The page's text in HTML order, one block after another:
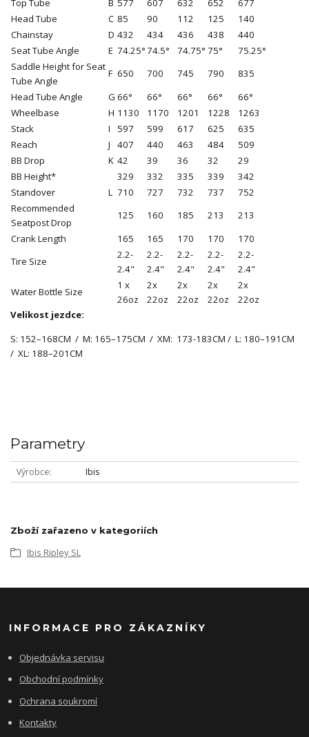
Top Tube
B 577 607 632 652
677
Head Tube
C 85 90 112 125
140
Chainstay
D 432 434 436 438
440
Seat Tube Angle
E 74.25°74.5° 74.75° 75°
75.25°
Saddle Height for Seat
Tube Angle
F 650 700 745 790
835
Head Tube Angle
G 66° 66° 66° 66°
66°
Wheelbase
H 1130 1170 1201 1228
1263
Stack
I 597 599 617 625
635
Reach
J 407 440 463 484
509
BB Drop
K 42 39 36 32
29
BB Height*
329 332 335 339
342
Standover
L 710 727 732 737
752
Recommended
Seatpost Drop
125 160 185 213
213
Crank Length
165 165 170 170
170
Tire Size
2.2-
2.4"
2.2-
2.4"
2.2-
2.4"
2.2-
2.4"
2.2-
2.4"
Water Bottle Size
1 x
26oz
2x
22oz
2x
22oz
2x
22oz
2x
22oz
Velikost jezdce:
S: 152–168CM / M: 165–175CM / XM: 173-183CM / L: 180–191CM
/ XL: 188–201CM
Parametry
Výrobce Ibis
Zboží zařazeno v kategoriích
Ibis Ripley SL
INFORMACE PRO ZÁKAZNÍKY
Objednávka servisu
Obchodní podmínky
Ochrana soukromí
Kontakty